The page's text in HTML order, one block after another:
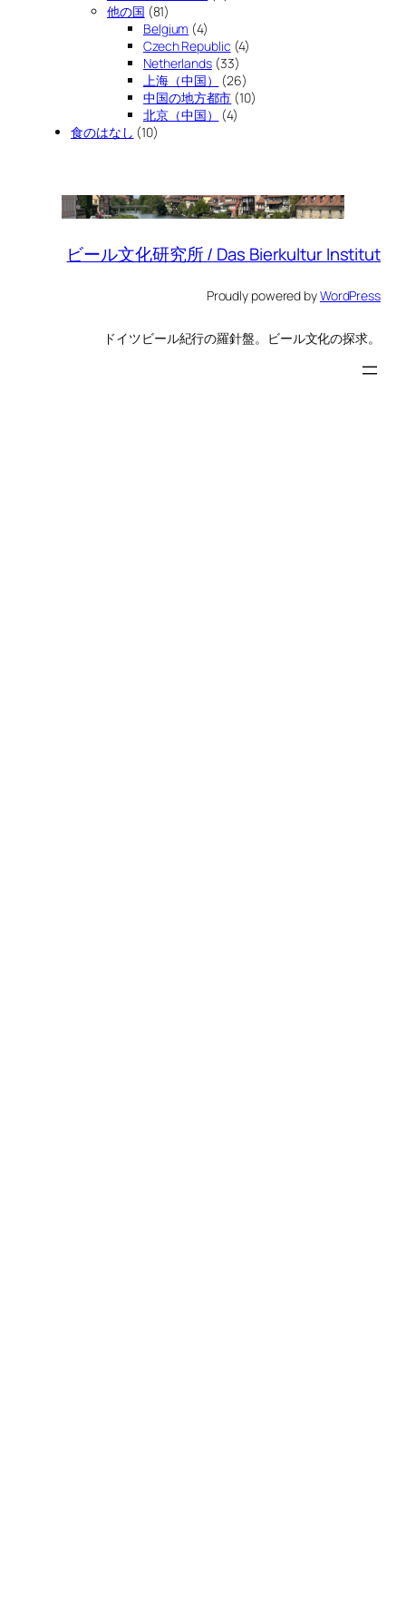
他の国 (81)
Belgium (4)
Czech Republic (4)
Netherlands(33)
上海（中国）
(26)
中国の地方都市 (10)
北京（中国）
(4)
食のはなし (10)
ビール文化研究所 / Das Bierkultur Institut
Proudly powered byWordPress
ドイツビール紀行の羅針盤。ビール文化の探求。